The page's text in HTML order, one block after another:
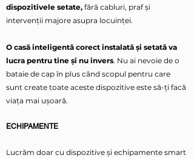
dispozitivele setate, fără cabluri, praf și
intervenții majore asupra locuinței.
O casă inteligentă corect instalată și setată va
lucra pentru tine și nu invers. Nu ai nevoie de o
bataie de cap în plus când scopul pentru care
sunt create toate aceste dispozitive este să-ți facă
viața mai ușoară.
ECHIPAMENTE
Lucrăm doar cu dispozitive și echipamente smart